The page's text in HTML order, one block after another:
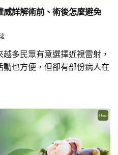
詳解術前、術後怎麼避免
多民眾有意選擇近視雷射，
也方便，但卻有部份病人在